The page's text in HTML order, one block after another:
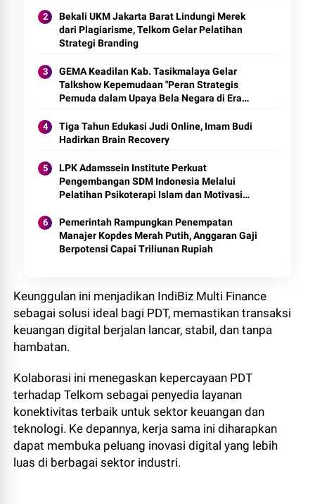
Bekali UKM Jakarta Barat Lindungi Merek
dari Plagiarisme, Telkom Gelar Pelatihan
Strategi Branding
GEMA Keadilan Kab. Tasikmalaya Gelar
Talkshow Kepemudaan "Peran Strategis
Pemuda dalam Upaya Bela Negara di Era
Tiga Tahun Edukasi Judi Online, Imam Budi
Hadirkan Brain Recovery
LPK Adamssein Institute Perkuat
Pengembangan SDM Indonesia Melalui
Pelatihan Psikoterapi Islam dan Motivasi
Pemerintah Rampungkan Penempatan
Manajer Kopdes Merah Putih, Anggaran Gaji
Berpotensi Capai Triliunan Rupiah
Keunggulan ini menjadikan IndiBiz Multi Finance
sebagai solusi ideal bagi PDT, memastikan transaksi
keuangan digital berjalan lancar, stabil, dan tanpa
hambatan.
Kolaborasi ini menegaskan kepercayaan PDT
terhadap Telkom sebagai penyedia layanan
konektivitas terbaik untuk sektor keuangan dan
teknologi. Ke depannya, kerja sama ini diharapkan
dapat membuka peluang inovasi digital yang lebih
luas di berbagai sektor industri.